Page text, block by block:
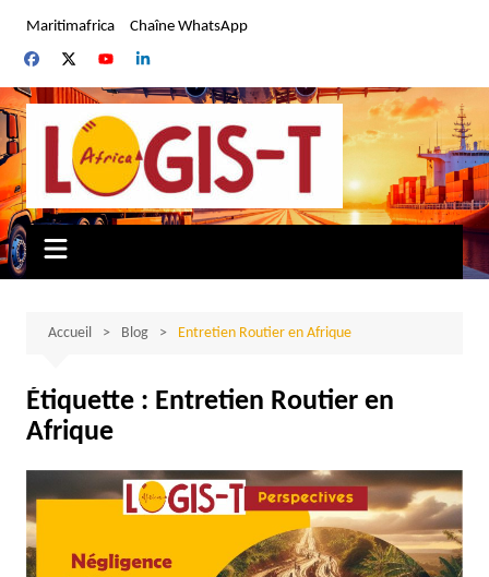
contenu
Maritimafrica Chaîne WhatsApp
Accueil Blog Entretien Routier en Afrique
Étiquette : Entretien Routier en
Afrique